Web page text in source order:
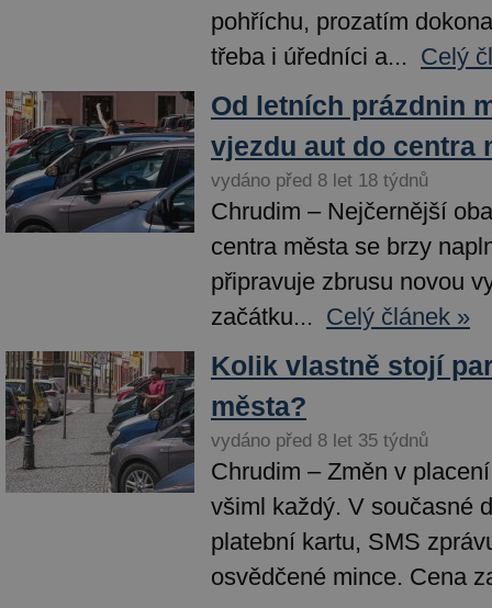
pohříchu, prozatím
třeba i úředníci a... Celý
Od letních prázdnin
vjezdu aut do centra
vydáno před 8 let 18 týdnů
Chrudim – Nejčernější
centra města se brzy
připravuje zbrusu novou
začátku... Celý článek »
Kolik vlastně stojí
města?
vydáno před 8 let 35 týdnů
Chrudim – Změn v
všiml každý. V současné
platební kartu, SMS
osvědčené mince. Cena